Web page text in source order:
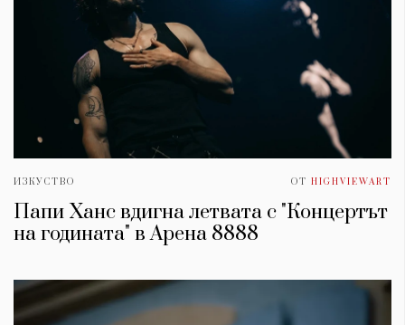
ИЗКУСТВО ОТ HIGHVIEWART
Папи Ханс вдигна летвата с "Концертът
на годината" в Арена 8888